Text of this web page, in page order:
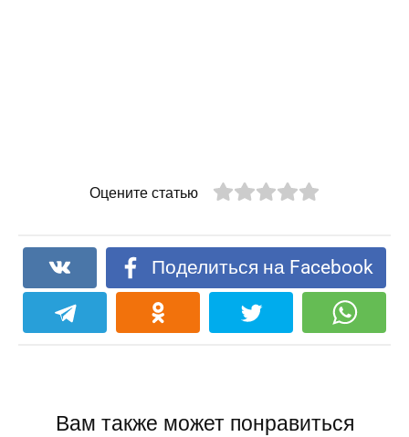
Оцените статью
Поделиться на Facebook
Вам также может понравиться